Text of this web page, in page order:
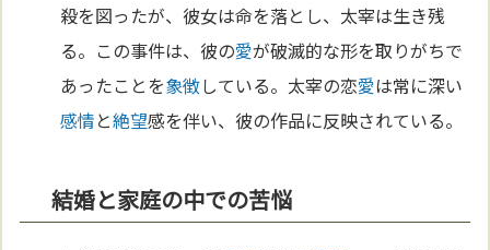
殺を図ったが、彼女は命を落とし、太宰は生き残
る。この事件は、彼の愛が破滅的な形を取りがちで
あったことを象徴している。太宰の恋愛は常に深い
感情と絶望感を伴い、彼の作品に反映されている。
結婚と家庭の中での苦悩